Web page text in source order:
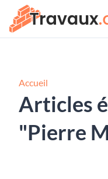
Accueil
Articles
"Pierre